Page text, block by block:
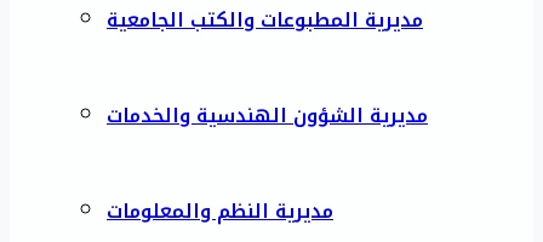
مديرية المطبوعات والكتب الجامعية
مديرية الشؤون الهندسية والخدمات
مديرية النظم والمعلومات